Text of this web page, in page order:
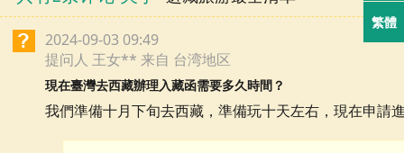
繁體
2024-09-03 09:49
提问人 王女** 来自 台湾地区
現在臺灣去西藏辦理入藏函需要多久時間？
我們準備十月下旬去西藏，準備玩十天左右，現在申請